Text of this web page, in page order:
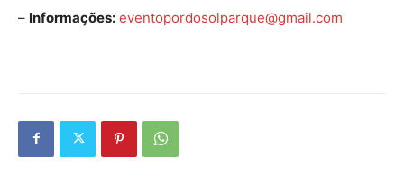
– Informações: eventopordosolparque@gmail.com